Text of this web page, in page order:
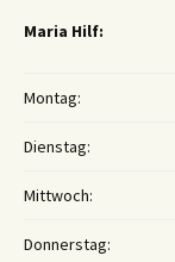
Maria Hilf:
Montag:
Dienstag:
Mittwoch:
Donnerstag: